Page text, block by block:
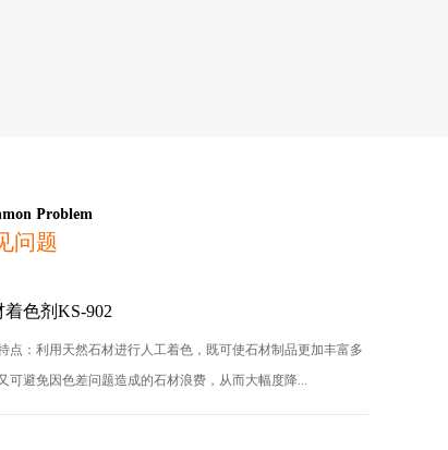
Problem
问题
着色剂KS-902
点：利用天然石材进行人工着色，既可使石材制品更加丰富多
可避免因色差问题造成的石材浪费，从而大幅度降...